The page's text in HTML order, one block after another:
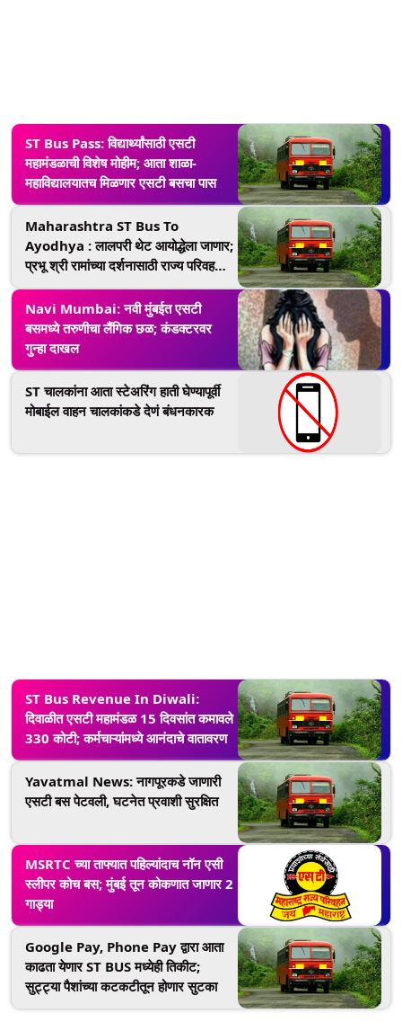
ST Bus Pass: विद्यार्थ्यांसाठी एसटी
महामंडळाची विशेष मोहीम; आता शाळा-
महाविद्यालयातच मिळणार एसटी बसचा पास
Maharashtra ST Bus To
Ayodhya : लालपरी थेट आयोद्धेला जाणार;
प्रभू श्री रामांच्या दर्शनासाठी राज्य परिवहन
महामंडळाची नवी योजना
Navi Mumbai: नवी मुंबईत एसटी
बसमध्ये तरुणीचा लैंगिक छळ; कंडक्टरवर
गुन्हा दाखल
ST चालकांना आता स्टेअरिंग हाती घेण्यापूर्वी
मोबाईल वाहन चालकांकडे देणं बंधनकारक
ST Bus Revenue In Diwali:
दिवाळीत एसटी महामंडळ 15 दिवसांत कमावले
330 कोटी; कर्मचाऱ्यांमध्ये आनंदाचे वातावरण
Yavatmal News: नागपूरकडे जाणारी
एसटी बस पेटवली, घटनेत प्रवाशी सुरक्षित
MSRTC च्या ताफ्यात पहिल्यांदाच नॉन एसी
स्लीपर कोच बस; मुंबई तून कोकणात जाणार 2
गाड्या
Google Pay, Phone Pay द्वारा आता
काढता येणार ST BUS मध्येही तिकीट;
सुट्ट्या पैशांच्या कटकटीतून होणार सुटका